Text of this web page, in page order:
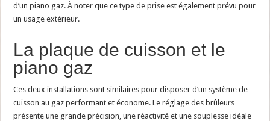
d’un piano gaz. À noter que ce type de prise est également prévu pour
un usage extérieur.
La plaque de cuisson et le
piano gaz
Ces deux installations sont similaires pour disposer d’un système de
cuisson au gaz performant et économe. Le réglage des brûleurs
présente une grande précision, une réactivité et une souplesse idéale